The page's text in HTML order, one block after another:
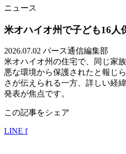
ニュース
米オハイオ州で子ども16人
2026.07.02 パース通信編集部
米オハイオ州の住宅で、同じ家
悪な環境から保護されたと報じ
さが伝えられる一方、詳しい経
発表が焦点です。
この記事をシェア
LINE f